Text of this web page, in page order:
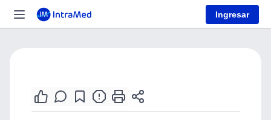
Ingresar